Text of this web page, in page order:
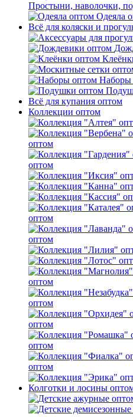
Простыни, наволочки,
Одеяла
Всё для коляски и
Наборы
Всё для купания оптом
Коллекции оптом
оптом
оптом
оптом
оптом
оптом
оптом
оптом
оптом
оптом
Колготки и лосины